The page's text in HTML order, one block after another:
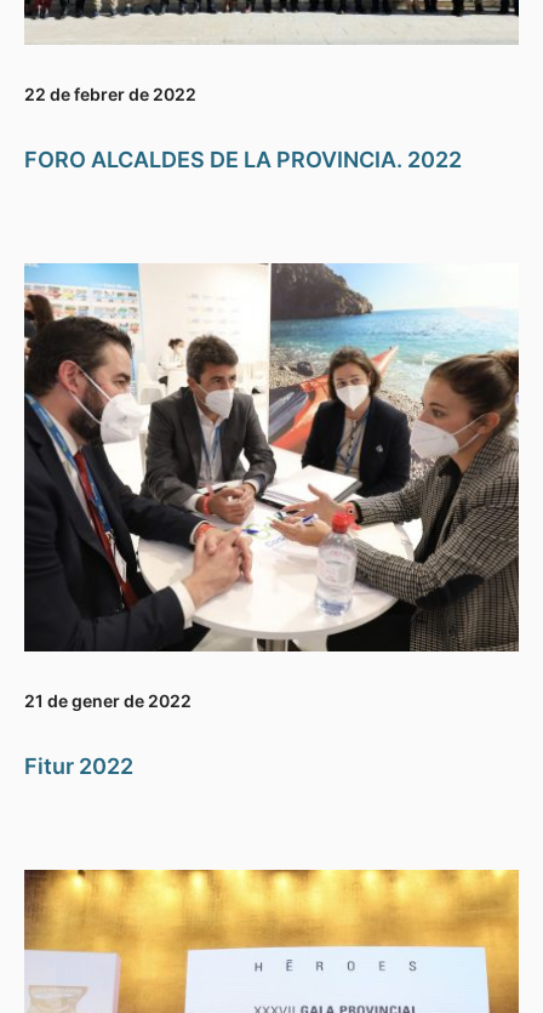
22 de febrer de 2022
FORO ALCALDES DE LA PROVINCIA. 2022
21 de gener de 2022
Fitur 2022